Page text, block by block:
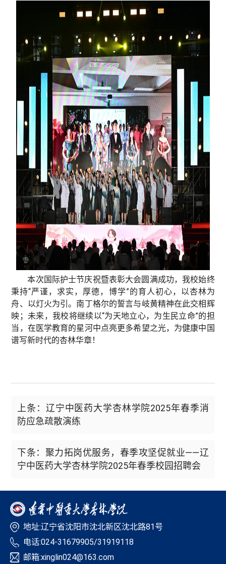
本次国际护士节庆祝暨表彰大会圆满成功，我校始终
秉持“严谨，求实，厚德，博学”的育人初心，以杏林为
舟、以灯火为引。南丁格尔的誓言与岐黄精神在此交相辉
映；未来，我校将继续以“为天地立心，为生民立命”的担
当，在医学教育的星河中点亮更多希望之光，为健康中国
谱写新时代的杏林华章！
上条：辽宁中医药大学杏林学院2025年春季消
防应急疏散演练
下条：聚力拓岗优服务，春季攻坚促就业——辽
宁中医药大学杏林学院2025年春季校园招聘会
地址:辽宁省沈阳市沈北新区沈北路81号
电话:024-31679905/31919118
邮箱:xinglin024@163.com